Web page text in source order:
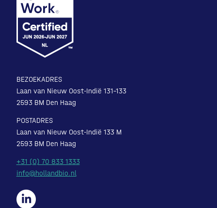
BEZOEKADRES
Laan van Nieuw Oost-Indië 131-133
2593 BM Den Haag
POSTADRES
Laan van Nieuw Oost-Indië 133 M
2593 BM Den Haag
+31 (0) 70 833 1333
info@hollandbio.nl